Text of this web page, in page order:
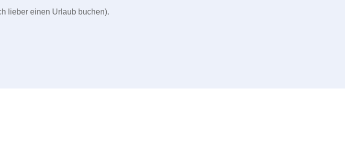
lieber einen Urlaub buchen).